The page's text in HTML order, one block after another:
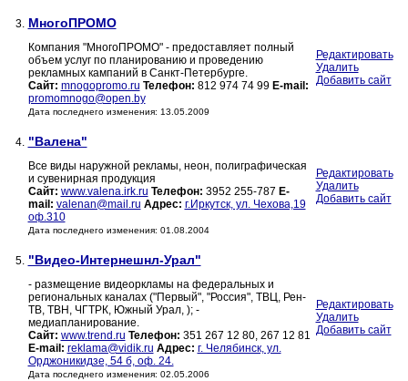
3. МногоПРОМО
Компания "МногоПРОМО" - предоставляет полный
объем услуг по планированию и проведению
рекламных кампаний в Санкт-Петербурге.
Сайт: mnogopromo.ru Телефон: 812 974 74 99 E-mail:
promomnogo@open.by
Дата последнего изменения: 13.05.2009
Редактировать
Удалить
Добавить сайт
4. "Валена"
Все виды наружной рекламы, неон, полиграфическая
и сувенирная продукция
Сайт: www.valena.irk.ru Телефон: 3952 255-787 E-
mail: valenan@mail.ru Адрес: г.Иркутск, ул. Чехова,19
оф.310
Дата последнего изменения: 01.08.2004
Редактировать
Удалить
Добавить сайт
5. "Видео-Интернешнл-Урал"
- размещение видеоркламы на федеральных и
региональных каналах ("Первый", "Россия", ТВЦ, Рен-
ТВ, ТВН, ЧГТРК, Южный Урал, ); -
медиапланирование.
Сайт: www.trend.ru Телефон: 351 267 12 80, 267 12 81
E-mail: reklama@vidik.ru Адрес: г. Челябинск, ул.
Орджоникидзе, 54 б, оф. 24.
Дата последнего изменения: 02.05.2006
Редактировать
Удалить
Добавить сайт